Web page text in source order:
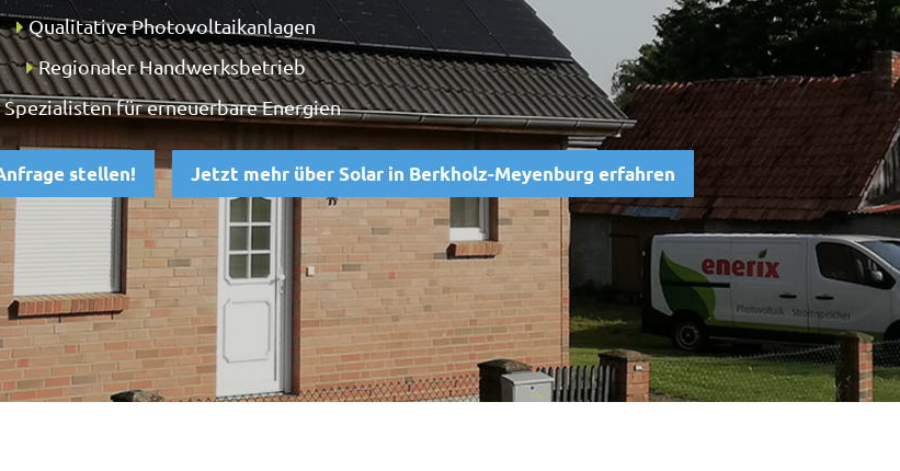
Qualitative Photovoltaikanlagen
Regionaler Handwerksbetrieb
Spezialisten für erneuerbare Energien
stellen! Jetzt mehr über Solar in Berkholz-Meyenburg erfahren